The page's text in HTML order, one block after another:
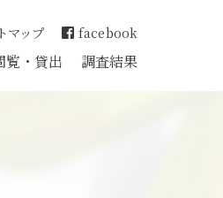
覧・貸出 調査結果
マップ facebook